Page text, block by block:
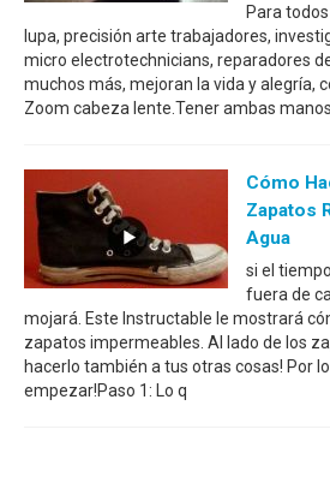
Para
lupa, precisión arte trabajadores,
micro electrotechnicians, reparadores
muchos más, mejoran la vida y alegría,
Zoom cabeza lente.Tener ambas
Cómo
Zapatos
Agua
si el
fuera de
mojará. Este Instructable le mostrará
zapatos impermeables. Al lado de los
hacerlo también a tus otras cosas! Por
empezar!Paso 1: Lo q